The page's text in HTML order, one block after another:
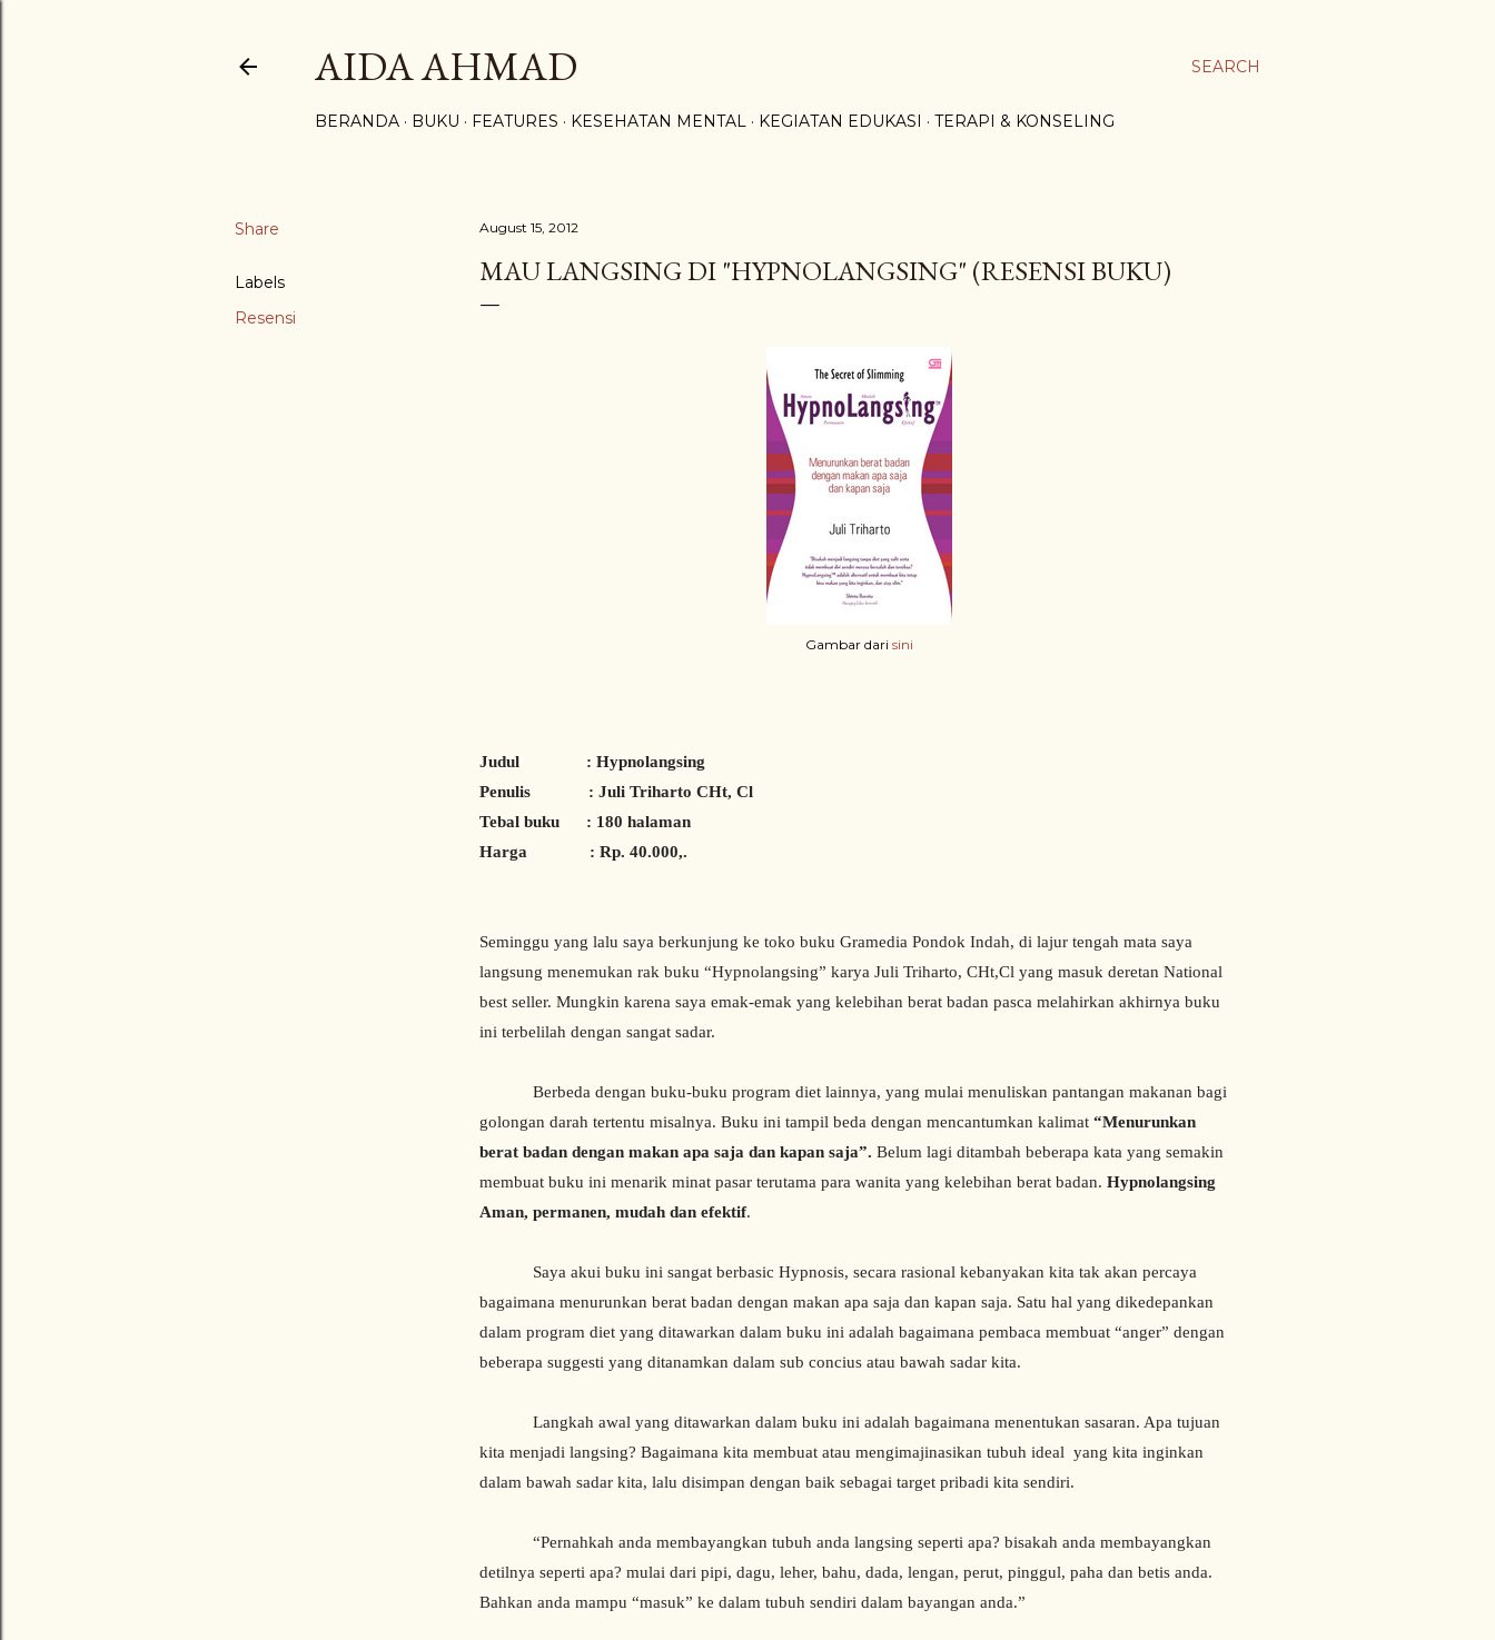
SEARCH
AIDA AHMAD
BERANDA BUKU FEATURES KESEHATAN MENTAL KEGIATAN EDUKASI TERAPI & KONSELING
Share
Labels
Resensi
August 15, 2012
MAU LANGSING DI "HYPNOLANGSING" (RESENSI BUKU)
Gambar dari sini
Judul : Hypnolangsing
Penulis : Juli Triharto CHt, Cl
Tebal buku : 180 halaman
Harga : Rp. 40.000,.
Seminggu yang lalu saya berkunjung ke toko buku Gramedia Pondok Indah, di lajur tengah mata saya
langsung menemukan rak buku “Hypnolangsing” karya Juli Triharto, CHt,Cl yang masuk deretan National
best seller. Mungkin karena saya emak-emak yang kelebihan berat badan pasca melahirkan akhirnya buku
ini terbelilah dengan sangat sadar.
Berbeda dengan buku-buku program diet lainnya, yang mulai menuliskan pantangan makanan bagi
golongan darah tertentu misalnya. Buku ini tampil beda dengan mencantumkan kalimat “Menurunkan
berat badan dengan makan apa saja dan kapan saja”. Belum lagi ditambah beberapa kata yang semakin
membuat buku ini menarik minat pasar terutama para wanita yang kelebihan berat badan. Hypnolangsing
Aman, permanen, mudah dan efektif.
Saya akui buku ini sangat berbasic Hypnosis, secara rasional kebanyakan kita tak akan percaya
bagaimana menurunkan berat badan dengan makan apa saja dan kapan saja. Satu hal yang dikedepankan
dalam program diet yang ditawarkan dalam buku ini adalah bagaimana pembaca membuat “anger” dengan
beberapa suggesti yang ditanamkan dalam sub concius atau bawah sadar kita.
Langkah awal yang ditawarkan dalam buku ini adalah bagaimana menentukan sasaran. Apa tujuan
kita menjadi langsing? Bagaimana kita membuat atau mengimajinasikan tubuh ideal yang kita inginkan
dalam bawah sadar kita, lalu disimpan dengan baik sebagai target pribadi kita sendiri.
“Pernahkah anda membayangkan tubuh anda langsing seperti apa? bisakah anda membayangkan
detilnya seperti apa? mulai dari pipi, dagu, leher, bahu, dada, lengan, perut, pinggul, paha dan betis anda.
Bahkan anda mampu “masuk” ke dalam tubuh sendiri dalam bayangan anda.”